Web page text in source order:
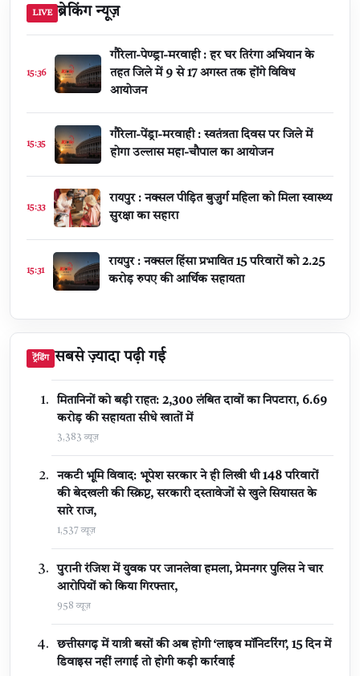
LIVE ब्रेकिंग न्यूज़
15:36
गौरेला-पेण्ड्रा-मरवाही : हर घर तिरंगा अभियान के
तहत जिले में 9 से 17 अगस्त तक होंगे विविध
आयोजन
15:35
गौरेला-पेंड्रा-मरवाही : स्वतंत्रता दिवस पर जिले में
होगा उल्लास महा-चौपाल का आयोजन
15:33
रायपुर : नक्सल पीड़ित बुजुर्ग महिला को मिला स्वास्थ्य
सुरक्षा का सहारा
15:31
रायपुर : नक्सल हिंसा प्रभावित 15 परिवारों को 2.25
करोड़ रुपए की आर्थिक सहायता
ट्रेंडिंग सबसे ज़्यादा पढ़ी गई
मितानिनों को बड़ी राहत: 2,300 लंबित दावों का निपटारा, ₹6.69
करोड़ की सहायता सीधे खातों में
3,383 व्यूज़
नकटी भूमि विवाद: भूपेश सरकार ने ही लिखी थी 148 परिवारों
की बेदखली की स्क्रिप्ट, सरकारी दस्तावेजों से खुले सियासत के
सारे राज,
1,537 व्यूज़
पुरानी रंजिश में युवक पर जानलेवा हमला, प्रेमनगर पुलिस ने चार
आरोपियों को किया गिरफ्तार,
958 व्यूज़
छत्तीसगढ़ में यात्री बसों की अब होगी ‘लाइव मॉनिटरिंग’, 15 दिन में
डिवाइस नहीं लगाई तो होगी कड़ी कार्रवाई